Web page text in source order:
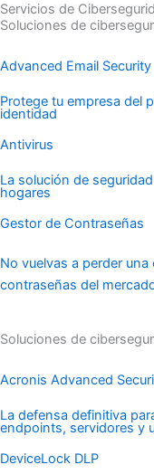
Servicios de
Soluciones de
Advanced Email Security
Protege tu empresa del
identidad
Antivirus
La solución de
hogares
Gestor de Contraseñas
No vuelvas a perder
contraseñas del
Soluciones de
Acronis Advanced
La defensa definitiva
endpoints, servidores y
DeviceLock DLP